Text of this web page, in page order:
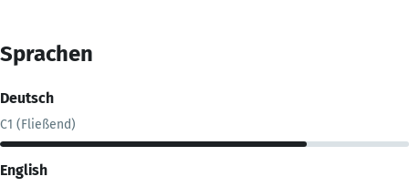
Sprachen
Deutsch
C1 (Fließend)
English